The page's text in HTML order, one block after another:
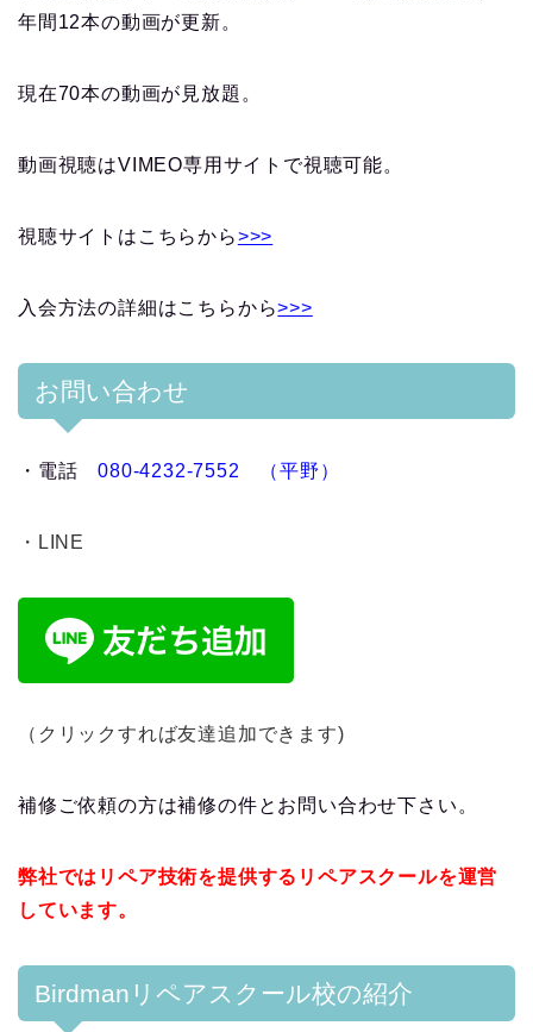
年間12本の動画が更新。
現在70本の動画が見放題。
動画視聴はVIMEO専用サイトで視聴可能。
視聴サイトはこちらから>>>
入会方法の詳細はこちらから>>>
お問い合わせ
・ 電話080-4232-7552 （平野）
・LINE
（クリックすれば友達追加できます)
補修ご依頼の方は補修の件とお問い合わせ下さい。
弊社ではリペア技術を提供するリペアスクールを運営
しています。
Birdmanリペアスクール校の紹介